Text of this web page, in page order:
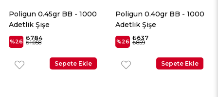
Poligun 0.45gr BB - 1000
Adetlik Şişe
%26 ₺784
₺1.058
Sepete Ekle
Poligun 0.40gr BB - 1000
Adetlik Şişe
%26 ₺637
₺859
Sepete Ekle